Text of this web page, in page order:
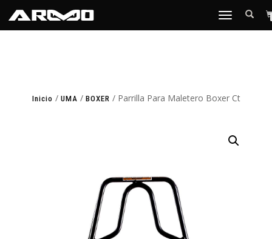
TOGGLE
Inicio / UMA / BOXER / Parrilla Para Maletero Boxer Ct